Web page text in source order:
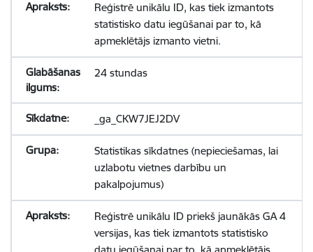
Reģistrē unikālu ID, kas tiek izmantots
statistisko datu iegūšanai par to, kā
apmeklētājs izmanto vietni.
24 stundas
_ga_CKW7JEJ2DV
Statistikas sīkdatnes (nepieciešamas, lai
uzlabotu vietnes darbību un
pakalpojumus)
Reģistrē unikālu ID priekš jaunākās GA 4
versijas, kas tiek izmantots statistisko